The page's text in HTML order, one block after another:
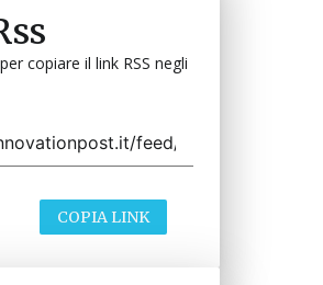
copiare il link RSS negli
COPIA LINK